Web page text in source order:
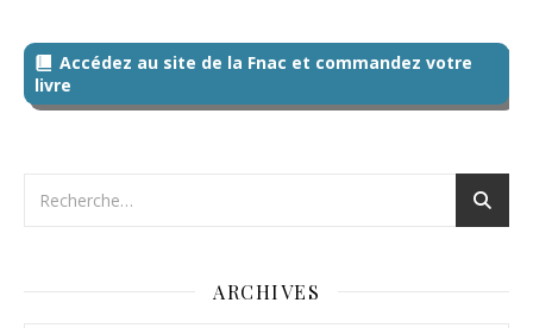
Accédez au site de la Fnac et commandez votre
livre
ARCHIVES